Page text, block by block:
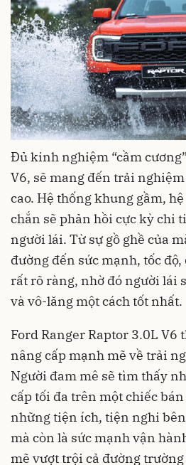
Đủ kinh nghiệm “cầm
V6, sẽ mang đến trải
cao. Hệ thống khung gầm,
chắn sẽ phản hồi cực kỳ chi
người lái. Từ sự gồ ghề của
đường đến sức mạnh, tốc
rất rõ ràng, nhờ đó người lái
và vô-lăng một cách tốt nhất.
Ford Ranger Raptor 3.0L V6
nâng cấp mạnh mẽ về trải
Người đam mê sẽ tìm thấy
cấp tối đa trên một chiếc
những tiện ích, tiện nghi
mà còn là sức mạnh vận
mẽ vượt trội cả đường